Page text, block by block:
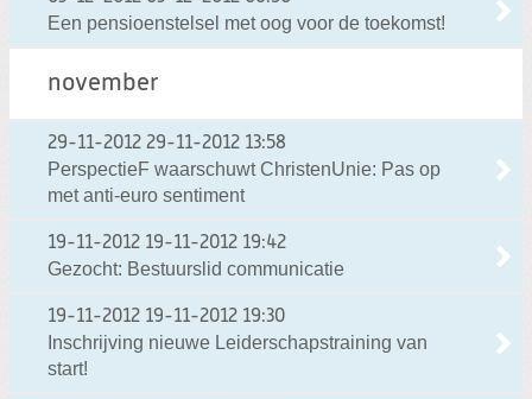
Een pensioenstelsel met oog voor de toekomst!
november
29-11-2012 29-11-2012 13:58
PerspectieF waarschuwt ChristenUnie: Pas op
met anti-euro sentiment
19-11-2012 19-11-2012 19:42
Gezocht: Bestuurslid communicatie
19-11-2012 19-11-2012 19:30
Inschrijving nieuwe Leiderschapstraining van
start!